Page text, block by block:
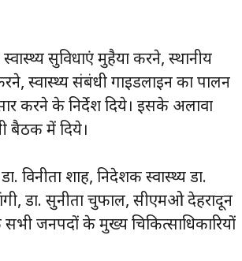
स्वास्थ्य सुविधाएं मुहैया करने, स्थानीय
स्वास्थ्य संबंधी गाइडलाइन का पालन
करने के निर्देश दिये। इसके अलावा
बैठक में दिये।
विनीता शाह, निदेशक स्वास्थ्य डा.
डा. सुनीता चुफाल, सीएमओ देहरादून
जनपदों के मुख्य चिकित्साधिकारियों